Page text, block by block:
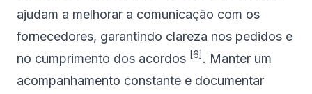
ajudam a melhorar a comunicação com os
fornecedores, garantindo clareza nos pedidos e
no cumprimento dos acordos [6] . Manter um
acompanhamento constante e documentar